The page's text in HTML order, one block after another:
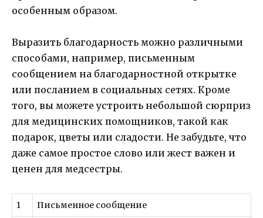
особенным образом.
Выразить благодарность можно различными
способами, например, письменным
сообщением на благодарностной открытке
или посланием в социальных сетях. Кроме
того, вы можете устроить небольшой сюрприз
для медицинских помощников, такой как
подарок, цветы или сладости. Не забудьте, что
даже самое простое слово или жест важен и
ценен для медсестры.
1 Письменное сообщение